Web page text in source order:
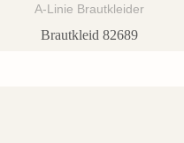
A-Linie Brautkleider
Brautkleid 82689